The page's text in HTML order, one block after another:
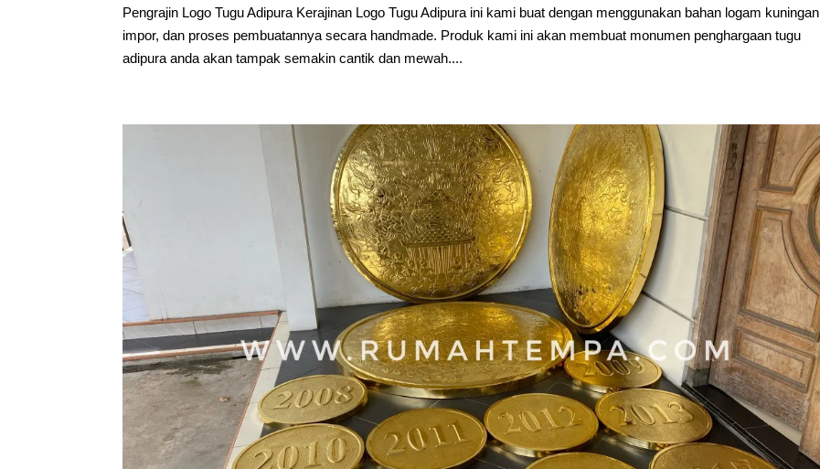
Pengrajin Logo Tugu Adipura Kerajinan Logo Tugu Adipura ini kami buat dengan menggunakan bahan logam kuningan
impor, dan proses pembuatannya secara handmade. Produk kami ini akan membuat monumen penghargaan tugu
adipura anda akan tampak semakin cantik dan mewah....